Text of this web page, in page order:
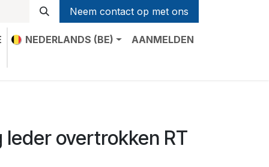
Neem contact op met ons
NEDERLANDS (BE)
AANMELDEN
leder overtrokken RT